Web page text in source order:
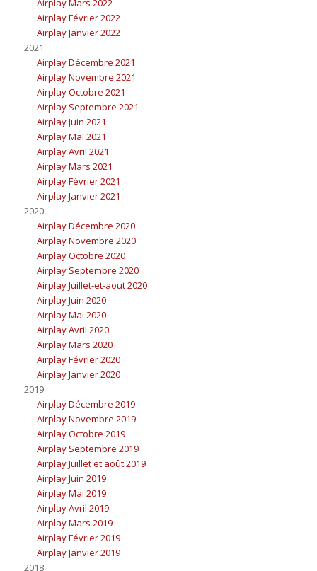
Airplay Mars 2022
Airplay Février 2022
Airplay Janvier 2022
2021
Airplay Décembre 2021
Airplay Novembre 2021
Airplay Octobre 2021
Airplay Septembre 2021
Airplay Juin 2021
Airplay Mai 2021
Airplay Avril 2021
Airplay Mars 2021
Airplay Février 2021
Airplay Janvier 2021
2020
Airplay Décembre 2020
Airplay Novembre 2020
Airplay Octobre 2020
Airplay Septembre 2020
Airplay Juillet-et-aout 2020
Airplay Juin 2020
Airplay Mai 2020
Airplay Avril 2020
Airplay Mars 2020
Airplay Février 2020
Airplay Janvier 2020
2019
Airplay Décembre 2019
Airplay Novembre 2019
Airplay Octobre 2019
Airplay Septembre 2019
Airplay Juillet et août 2019
Airplay Juin 2019
Airplay Mai 2019
Airplay Avril 2019
Airplay Mars 2019
Airplay Février 2019
Airplay Janvier 2019
2018